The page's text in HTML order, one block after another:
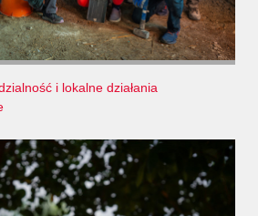
i lokalne działania